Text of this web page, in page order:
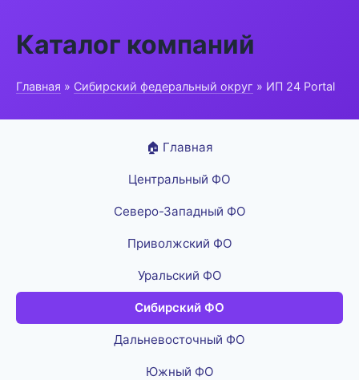
Каталог компаний
Главная » Сибирский федеральный округ » ИП 24 Portal
🏠 Главная
Центральный ФО
Северо-Западный ФО
Приволжский ФО
Уральский ФО
Сибирский ФО
Дальневосточный ФО
Южный ФО